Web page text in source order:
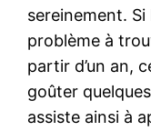
sereinement. Si
problème à
partir d’un an,
goûter
assiste ainsi à